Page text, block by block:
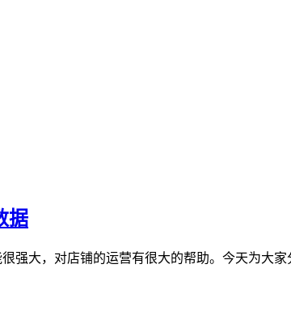
据
强大，对店铺的运营有很大的帮助。今天为大